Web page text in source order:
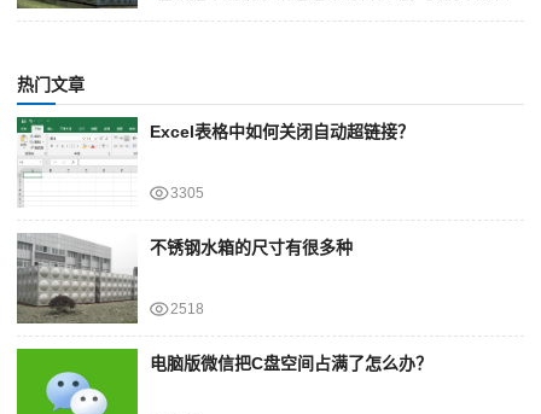
热门文章
Excel表格中如何关闭自动超链接？
3305
不锈钢水箱的尺寸有很多种
2518
电脑版微信把C盘空间占满了怎么办？